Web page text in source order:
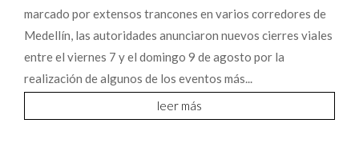
marcado por extensos trancones en varios corredores de
Medellín, las autoridades anunciaron nuevos cierres viales
entre el viernes 7 y el domingo 9 de agosto por la
realización de algunos de los eventos más...
leer más